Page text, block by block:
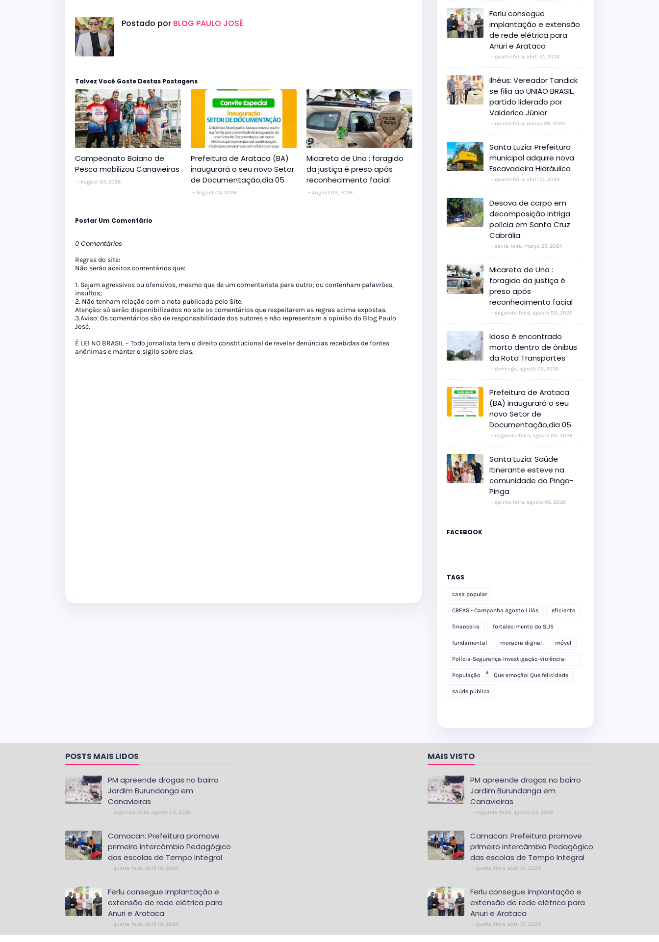
Postado por BLOG PAULO JOSÉ
Talvez Você Goste Destas Postagens
Campeonato Baiano de
Pesca mobilizou Canavieiras
August 04, 2026
Prefeitura de Arataca (BA)
inaugurará o seu novo Setor
de Documentação,dia 05
August 03, 2026
Micareta de Una : foragido
da justiça é preso após
reconhecimento facial
August 03, 2026
Postar Um Comentário
0 Comentários
Regras do site:
Não serão aceitos comentários que:
1. Sejam agressivos ou ofensivos, mesmo que de um comentarista para outro; ou contenham palavrões,
insultos;
2. Não tenham relação com a nota publicada pelo Site.
Atenção: só serão disponibilizados no site os comentários que respeitarem as regras acima expostas.
3.Aviso: Os comentários são de responsabilidade dos autores e não representam a opinião do Blog Paulo
José.
É LEI NO BRASIL – Todo jornalista tem o direito constitucional de revelar denúncias recebidas de fontes
anônimas e manter o sigilo sobre elas.
Ferlu consegue
implantação e extensão
de rede elétrica para
Anuri e Arataca
quarta-feira, abril 10, 2024
Ilhéus: Vereador Tandick
se filia ao UNIÃO BRASIL,
partido liderado por
Valderico Júnior
quinta-feira, março 28, 2024
Santa Luzia: Prefeitura
municipal adquire nova
Escavadeira Hidráulica
quarta-feira, abril 10, 2024
Desova de corpo em
decomposição intriga
polícia em Santa Cruz
Cabrália
sexta-feira, março 29, 2024
Micareta de Una :
foragido da justiça é
preso após
reconhecimento facial
segunda-feira, agosto 03, 2026
Idoso é encontrado
morto dentro de ônibus
da Rota Transportes
domingo, agosto 02, 2026
Prefeitura de Arataca
(BA) inaugurará o seu
novo Setor de
Documentação,dia 05
segunda-feira, agosto 03, 2026
Santa Luzia: Saúde
Itinerante esteve na
comunidade do Pinga-
Pinga
quinta-feira, agosto 06, 2026
FACEBOOK
TAGS
casa popular
CREAS - Campanha Agosto Lilás eficiente
financeira fortalecimento do SUS
fundamental moradia digna! móvel
Polícia-Segurança-Investigação-violência-
Polícia Militar-delegacia
População Que emoção! Que felicidade
saúde pública
POSTS MAIS LIDOS
PM apreende drogas no bairro
Jardim Burundanga em
Canavieiras
segunda-feira, agosto 03, 2026
Camacan: Prefeitura promove
primeiro intercâmbio Pedagógico
das escolas de Tempo Integral
quarta-feira, abril 10, 2024
Ferlu consegue implantação e
extensão de rede elétrica para
Anuri e Arataca
quarta-feira, abril 10, 2024
MAIS VISTO
PM apreende drogas no bairro
Jardim Burundanga em
Canavieiras
segunda-feira, agosto 03, 2026
Camacan: Prefeitura promove
primeiro intercâmbio Pedagógico
das escolas de Tempo Integral
quarta-feira, abril 10, 2024
Ferlu consegue implantação e
extensão de rede elétrica para
Anuri e Arataca
quarta-feira, abril 10, 2024